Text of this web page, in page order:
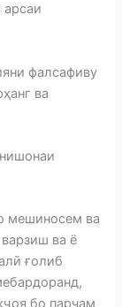
арсаи
фалсафиву
ва
мешиносем ва
ва ё
ғолиб
бо парчам